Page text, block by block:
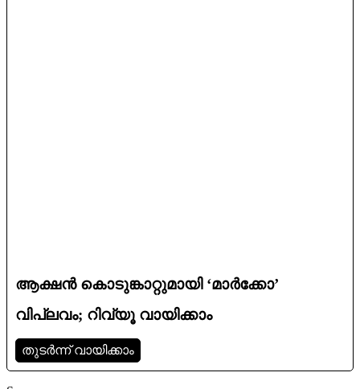
ആക്ഷൻ കൊടുങ്കാറ്റുമായി ‘മാർക്കോ’
വിപ്ലവം; റിവ്യൂ വായിക്കാം
തുടര്‍ന്ന് വായിക്കാം